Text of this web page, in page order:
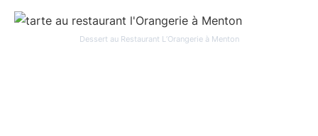
Dessert au Restaurant L’Orangerie à Menton